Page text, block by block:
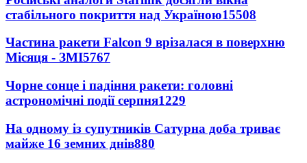
стабільного покриття над Україною15508
Частина ракети Falcon 9 врізалася в поверхню
Місяця - ЗМІ5767
Чорне сонце і падіння ракети: головні
астрономічні події серпня1229
На одному із супутників Сатурна доба триває
майже 16 земних днів880